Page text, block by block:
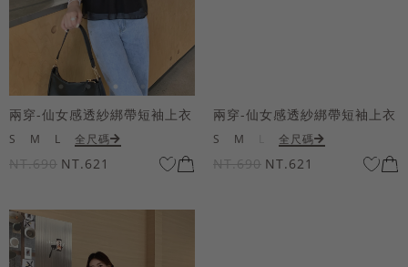
兩穿-仙女感透紗綁帶短袖上衣
S M L 全尺碼
NT.690 NT.621
兩穿-仙女感透紗綁帶短袖上衣
S M 全尺碼
NT.690 NT.621